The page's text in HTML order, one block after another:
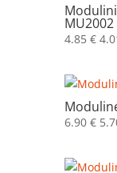
4.85 €
6.90 €